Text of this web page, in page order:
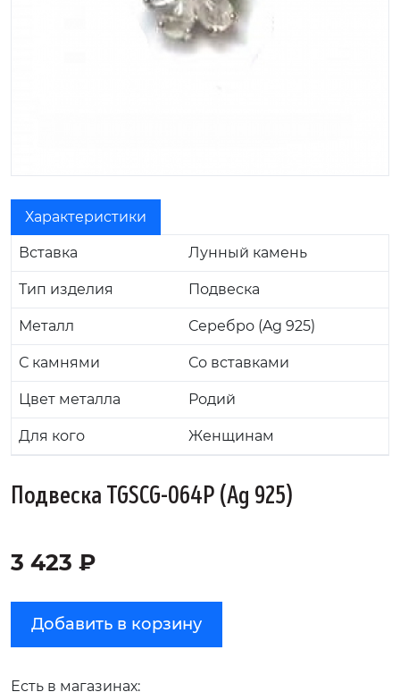
Характеристики
Вставка Лунный камень
Тип изделия Подвеска
Металл Серебро (Ag 925)
С камнями Со вставками
Цвет металла Родий
Для кого Женщинам
Подвеска TGSCG-064P (Ag 925)
3 423 ₽
Добавить в корзину
Есть в магазинах: